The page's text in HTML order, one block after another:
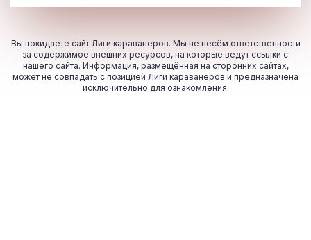
Вы покидаете сайт Лиги караванеров. Мы не несём ответственности
за содержимое внешних ресурсов, на которые ведут ссылки с
нашего сайта. Информация, размещённая на сторонних сайтах,
может не совпадать с позицией Лиги караванеров и предназначена
исключительно для ознакомления.